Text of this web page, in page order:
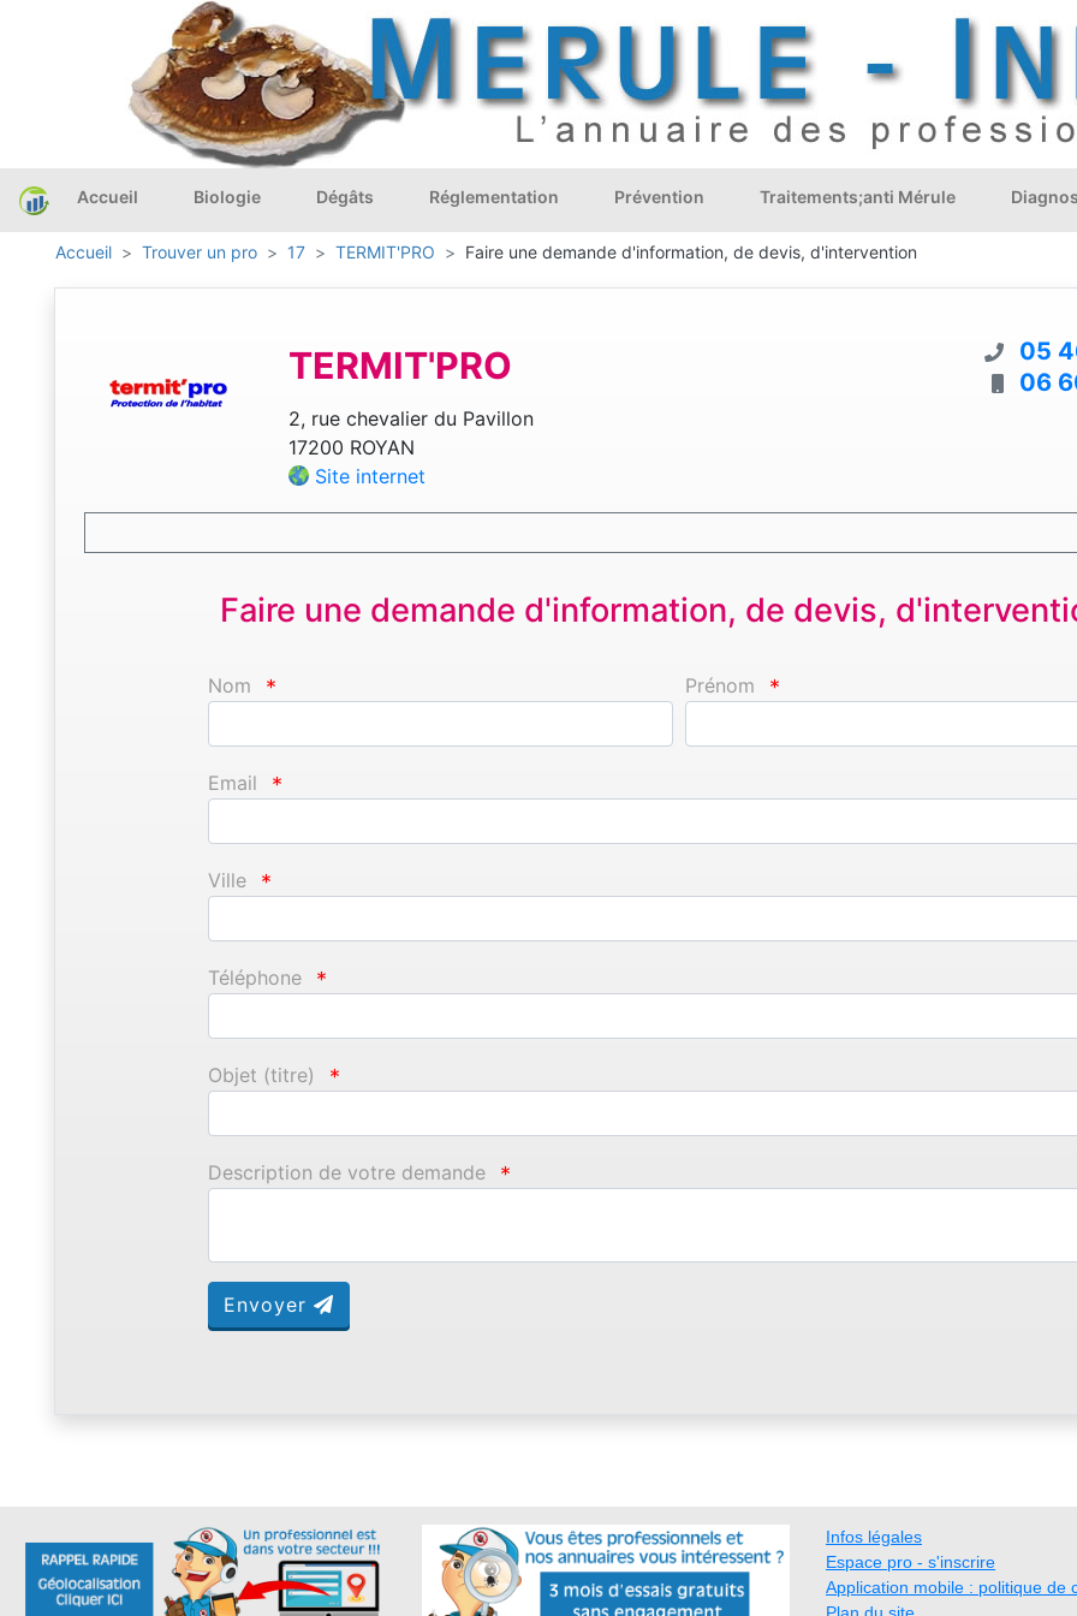
Accueil Biologie Dégâts Réglementation Prévention Traitements;anti Mérule
Accueil Trouver un pro 17 TERMIT'PRO Faire une demande d'information, de devis, d'intervention
TERMIT'PRO
2, rue chevalier du Pavillon
17200 ROYAN
Site internet
05
06
Faire une demande d'information, de devis,
Nom * Prénom *
Email *
Ville *
Téléphone *
Objet (titre) *
Description de votre demande *
Envoyer
Infos légales
Espace pro - s'inscrire
Application mobile : politique de
Plan du site